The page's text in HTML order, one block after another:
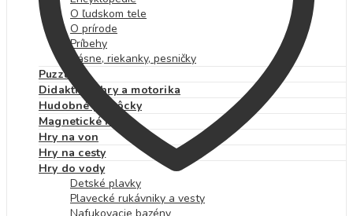
O ľudskom tele
O prírode
Príbehy
Básne, riekanky, pesničky
Puzzle
Didaktické hry a motorika
Hudobné pomôcky
Magnetické hry
Hry na von
Hry na cesty
Hry do vody
Detské plavky
Plavecké rukávniky a vesty